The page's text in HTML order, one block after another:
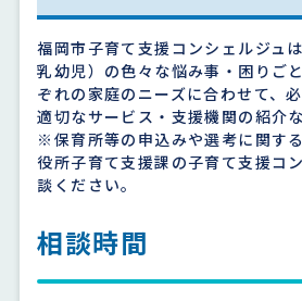
福岡市子育て支援コンシェルジュ
乳幼児）の色々な悩み事・困りご
ぞれの家庭のニーズに合わせて、
適切なサービス・支援機関の紹介
※保育所等の申込みや選考に関す
役所子育て支援課の子育て支援コ
談ください。
相談時間